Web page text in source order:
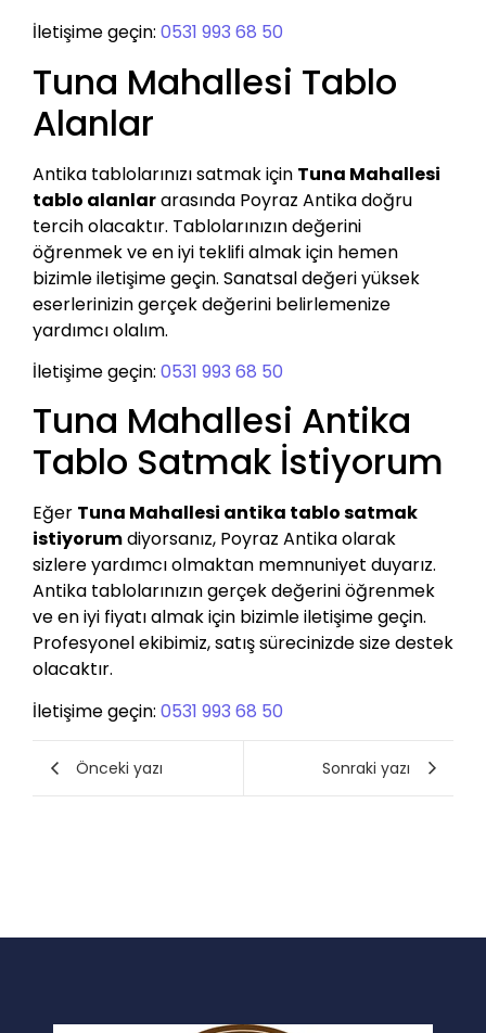
İletişime geçin: 0531 993 68 50
Tuna Mahallesi Tablo
Alanlar
Antika tablolarınızı satmak için Tuna Mahallesi
tablo alanlararasında Poyraz Antika doğru
tercih olacaktır. Tablolarınızın değerini
öğrenmek ve en iyi teklifi almak için hemen
bizimle iletişime geçin. Sanatsal değeri yüksek
eserlerinizin gerçek değerini belirlemenize
yardımcı olalım.
İletişime geçin: 0531 993 68 50
Tuna Mahallesi Antika
Tablo Satmak İstiyorum
Eğer Tuna Mahallesi antika tablo satmak
istiyorumdiyorsanız, Poyraz Antika olarak
sizlere yardımcı olmaktan memnuniyet duyarız.
Antika tablolarınızın gerçek değerini öğrenmek
ve en iyi fiyatı almak için bizimle iletişime geçin.
Profesyonel ekibimiz, satış sürecinizde size destek
olacaktır.
İletişime geçin: 0531 993 68 50
Önceki yazı Sonraki yazı